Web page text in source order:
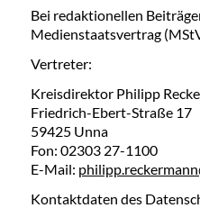
Bei redaktionellen
Medienstaatsvertrag
Vertreter:
Kreisdirektor Philipp
Friedrich-Ebert-Straße 17
59425 Unna
Fon: 02303 27-1100
E-Mail:
Kontaktdaten des